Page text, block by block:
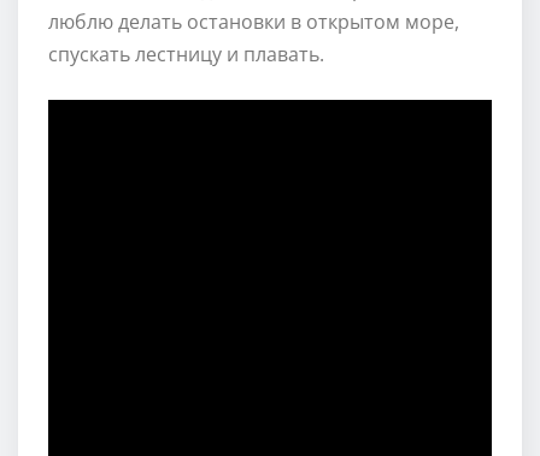
люблю делать остановки в открытом море,
спускать лестницу и плавать.